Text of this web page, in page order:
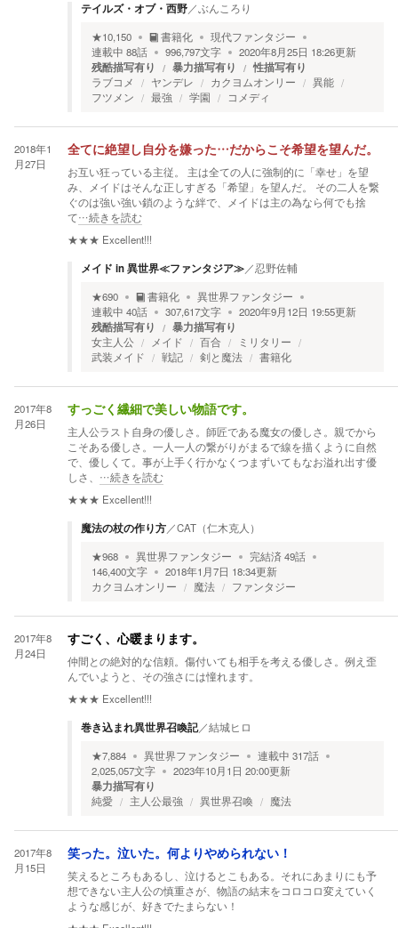
テイルズ・オブ・西野／ぶんころり
★10,150 書籍化
現代ファンタジー
連載中 88話 996,797文字 2020年8月25日 18:26更新
残酷描写有り 暴力描写有り 性描写有り
ラブコメ ヤンデレ カクヨムオンリー
異能
フツメン
最強 学園 コメディ
2018年1
月27日
全てに絶望し自分を嫌った…だからこそ希望を望んだ。
お互い狂っている主従。 主は全ての人に強制的に「幸せ」を望
み、メイドはそんな正しすぎる「希望」を望んだ。 その二人を繋
ぐのは強い強い鎖のような絆で、メイドは主の為なら何でも捨
て…続きを読む
★★★ Excellent!!!
メイド in 異世界≪ファンタジア≫／忍野佐輔
★690 書籍化
異世界ファンタジー
連載中 40話 307,617文字 2020年9月12日 19:55更新
残酷描写有り 暴力描写有り
女主人公 メイド 百合
ミリタリー
武装メイド
戦記 剣と魔法 書籍化
2017年8
月26日
すっごく繊細で美しい物語です。
主人公ラスト自身の優しさ。師匠である魔女の優しさ。親でから
こそある優しさ。一人一人の繋がりがまるで線を描くように自然
で、優しくて。事が上手く行かなくつまずいてもなお溢れ出す優
しさ、 …続きを読む
★★★ Excellent!!!
魔法の杖の作り方／CAT（仁木克人）
★968 異世界ファンタジー 完結済49話
146,400文字 2018年1月7日 18:34更新
カクヨムオンリー
魔法 ファンタジー
2017年8
月24日
すごく、心暖まります。
仲間との絶対的な信頼。傷付いても相手を考える優しさ。例え歪
んでいようと、その強さには憧れます。
★★★ Excellent!!!
巻き込まれ異世界召喚記／結城ヒロ
★7,884 異世界ファンタジー 連載中 317話
2,025,057文字 2023年10月1日 20:00更新
暴力描写有り
純愛 主人公最強 異世界召喚 魔法
2017年8
月15日
笑った。泣いた。何よりやめられない！
笑えるところもあるし、泣けるとこもある。それにあまりにも予
想できない主人公の慎重さが、物語の結末をコロコロ変えていく
ような感じが、好きでたまらない！